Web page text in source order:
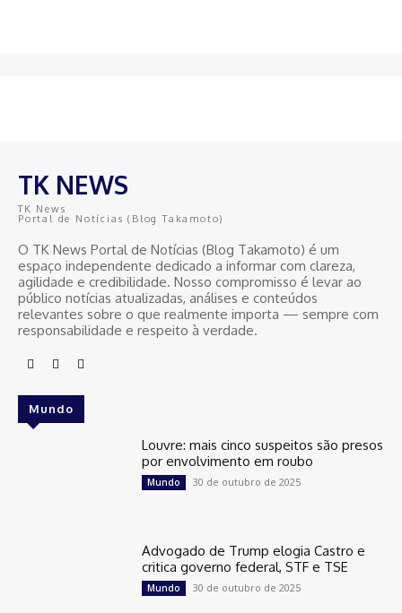
TK NEWS
TK News
Portal de Notícias (Blog Takamoto)
O TK News Portal de Notícias (Blog Takamoto) é um
espaço independente dedicado a informar com clareza,
agilidade e credibilidade. Nosso compromisso é levar ao
público notícias atualizadas, análises e conteúdos
relevantes sobre o que realmente importa — sempre com
responsabilidade e respeito à verdade.
Mundo
Louvre: mais cinco suspeitos são presos
por envolvimento em roubo
Mundo 30 de outubro de 2025
Advogado de Trump elogia Castro e
critica governo federal, STF e TSE
Mundo 30 de outubro de 2025